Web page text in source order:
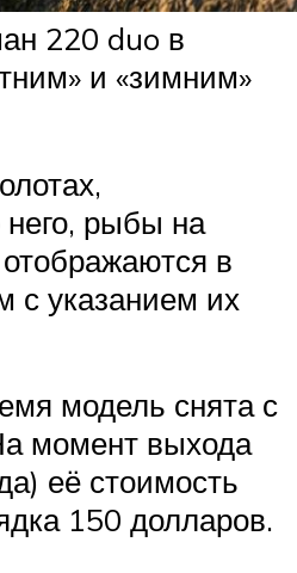
220 duo в
и «зимним»
рыбы на
в
с указанием их
модель снята с
момент выхода
её стоимость
150 долларов.